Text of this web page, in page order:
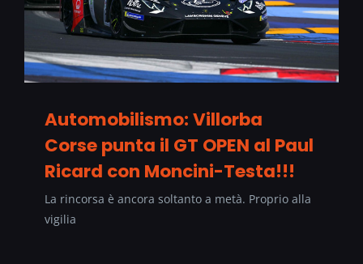
Automobilismo: Villorba
Corse punta il GT OPEN al Paul
Ricard con Moncini-Testa!!!
La rincorsa è ancora soltanto a metà. Proprio alla
vigilia